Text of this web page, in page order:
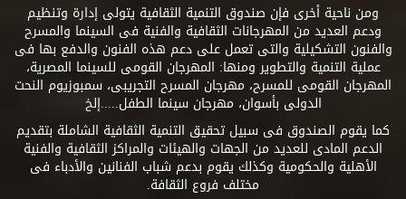
ومن ناحية أخرى فإن صندوق التنمية الثقافية يتولى إدارة وتنظيم
ودعم العديد من المهرجانات الثقافية والفنية فى السينما والمسرح
والفنون التشكيلية والتى تعمل على دعم هذه الفنون والدفع بها فى
عملية التنمية والتطوير ومنها: المهرجان القومى للسينما المصرية،
المهرجان القومى للمسرح، مهرجان المسرح التجريبى، سمبوزيوم النحت
الدولى بأسوان، مهرجان سينما الطفل.....إلخ
كما يقوم الصندوق فى سبيل تحقيق التنمية الثقافية الشاملة بتقديم
الدعم المادى للعديد من الجهات والهيئات والمراكز الثقافية والفنية
الأهلية والحكومية وكذلك يقوم بدعم شباب الفنانين والأدباء فى
مختلف فروع الثقافة.